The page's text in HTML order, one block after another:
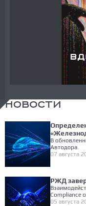
НОВОСТИ
В
Автодора.
07 августа
РЖД
Compliance
05 августа